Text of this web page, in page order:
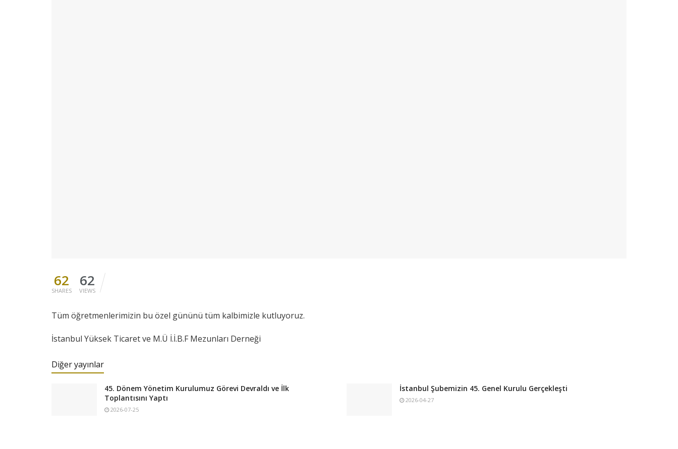
62
SHARES
62
VIEWS
Tüm öğretmenlerimizin bu özel gününü tüm kalbimizle kutluyoruz.
İstanbul Yüksek Ticaret ve M.Ü İ.İ.B.F Mezunları Derneği
Diğer yayınlar
45. Dönem Yönetim Kurulumuz Görevi Devraldı ve İlk
Toplantısını Yaptı
2026-07-25
İstanbul Şubemizin 45. Genel Kurulu Gerçekleşti
2026-04-27